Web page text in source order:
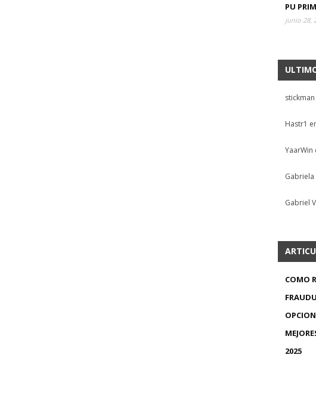
PU
junio 28,
Hastr1
YaarWin
Gabriela
Gabriel
COMO
2025